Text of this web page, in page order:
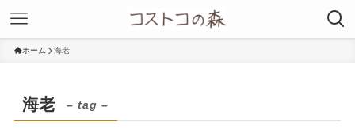
ホーム 海老
海老 – tag –